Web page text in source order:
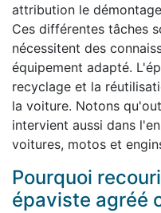
attribution le
Ces différentes tâches
nécessitent des
équipement adapté.
recyclage et la
la voiture. Notons
intervient aussi dans
voitures, motos et
Pourquoi
épaviste agréé